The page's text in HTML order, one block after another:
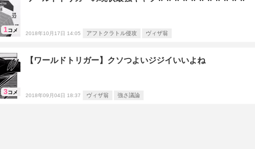
1コメ
2018年10月17日 14:05 アフトクラトル侵攻 ヴィザ翁
3コメ
【ワールドトリガー】クソつよいジジイいいよね
2018年09月04日 18:37 ヴィザ翁 強さ議論